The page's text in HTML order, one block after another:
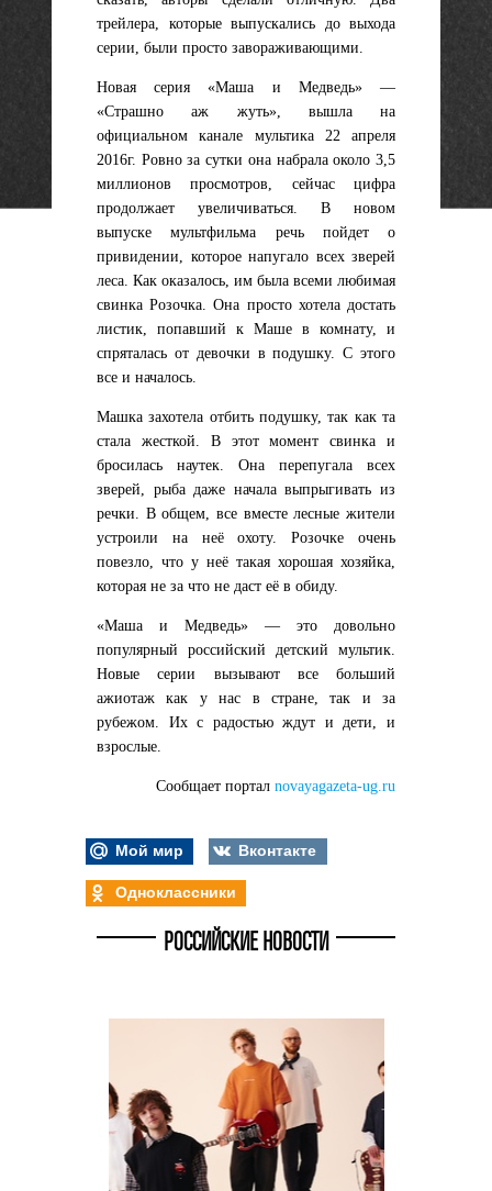
трейлера, которые выпускались до выхода
серии, были просто завораживающими.
Новая серия «Маша и Медведь» —
«Страшно аж жуть», вышла на
официальном канале мультика 22 апреля
2016г. Ровно за сутки она набрала около 3,5
миллионов просмотров, сейчас цифра
продолжает увеличиваться. В новом
выпуске мультфильма речь пойдет о
привидении, которое напугало всех зверей
леса. Как оказалось, им была всеми любимая
свинка Розочка. Она просто хотела достать
листик, попавший к Маше в комнату, и
спряталась от девочки в подушку. С этого
все и началось.
Машка захотела отбить подушку, так как та
стала жесткой. В этот момент свинка и
бросилась наутек. Она перепугала всех
зверей, рыба даже начала выпрыгивать из
речки. В общем, все вместе лесные жители
устроили на неё охоту. Розочке очень
повезло, что у неё такая хорошая хозяйка,
которая не за что не даст её в обиду.
«Маша и Медведь» — это довольно
популярный российский детский мультик.
Новые серии вызывают все больший
ажиотаж как у нас в стране, так и за
рубежом. Их с радостью ждут и дети, и
взрослые.
Сообщает портал novayagazeta-ug.ru
Мой мир
Вконтакте
Одноклассники
РОССИЙСКИЕ НОВОСТИ